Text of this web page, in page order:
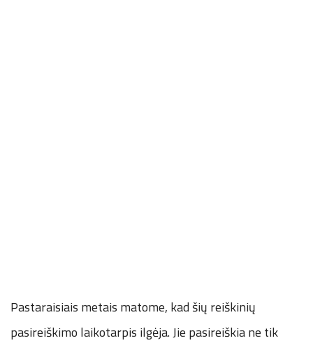
Pastaraisiais metais matome, kad šių reiškinių
pasireiškimo laikotarpis ilgėja. Jie pasireiškia ne tik